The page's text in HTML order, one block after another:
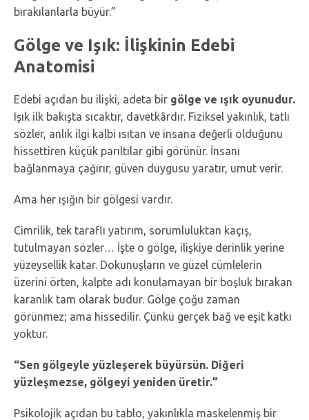
bırakılanlarla büyür.”
Gölge ve Işık: İlişkinin Edebi
Anatomisi
Edebi açıdan bu ilişki, adeta bir gölge ve ışık oyunudur.
Işık ilk bakışta sıcaktır, davetkârdır. Fiziksel yakınlık, tatlı
sözler, anlık ilgi kalbi ısıtan ve insana değerli olduğunu
hissettiren küçük parıltılar gibi görünür. İnsanı
bağlanmaya çağırır, güven duygusu yaratır, umut verir.
Ama her ışığın bir gölgesi vardır.
Cimrilik, tek taraflı yatırım, sorumluluktan kaçış,
tutulmayan sözler… İşte o gölge, ilişkiye derinlik yerine
yüzeysellik katar. Dokunuşların ve güzel cümlelerin
üzerini örten, kalpte adı konulamayan bir boşluk bırakan
karanlık tam olarak budur. Gölge çoğu zaman
görünmez; ama hissedilir. Çünkü gerçek bağ ve eşit katkı
yoktur.
“Sen gölgeyle yüzleşerek büyürsün. Diğeri
yüzleşmezse, gölgeyi yeniden üretir.”
Psikolojik açıdan bu tablo, yakınlıkla maskelenmiş bir